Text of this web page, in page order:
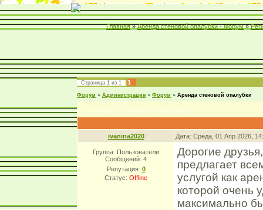
Главная » Аренда стеновой опалубки - Форум »
Страница 1 из 1 1
Форум » Администрация » Форум » Аренда стеновой опалубки
ivanina2020 Дата: Среда, 01 Апр 2026,
Группа: Пользователи
Сообщений: 4
Репутация: 0
Статус: Offline
Дорогие
предлагает
услугой как
которой очень
максимально